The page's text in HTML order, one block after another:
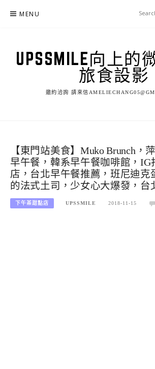
MENU
UPSSMILE向上的
旅食設影
邀約洽詢 請來信
【東門站美食】Muko Brunch，
早午餐，韓系早午餐咖啡館，IG
店，台北早午餐推薦，班尼迪克
的法式土司，少女心大爆發，台
下午茶甜點店 UPSSMILE 2018-11-15